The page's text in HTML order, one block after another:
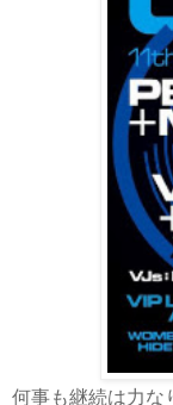
何事も継続は力な